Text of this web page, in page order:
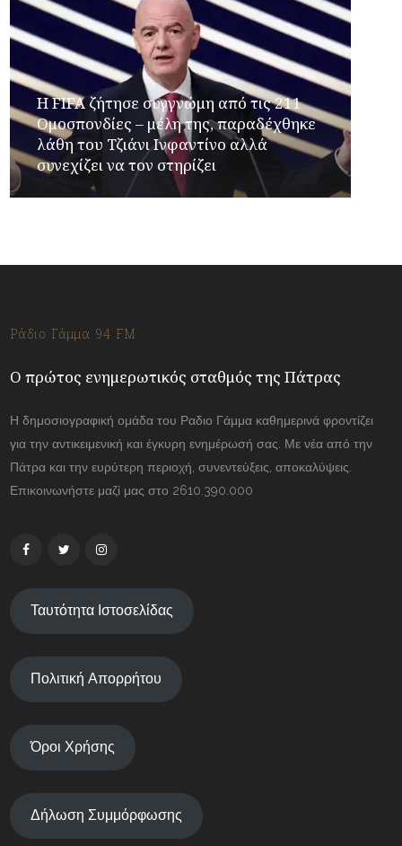
Η FIFA ζήτησε συγγνώμη από τις 211
Ομοσπονδίες – μέλη της, παραδέχθηκε
λάθη του Τζιάνι Ινφαντίνο αλλά
συνεχίζει να τον στηρίζει
Ράδιο Γάμμα 94 FM
Ο πρώτος ενημερωτικός σταθμός της Πάτρας
Η δημοσιογραφική ομάδα του Ραδιο Γάμμα καθημερινά φροντίζει
για την αντικειμενική και έγκυρη ενημέρωσή σας. Με νέα από την
Πάτρα και την ευρύτερη περιοχή, συνεντεύξεις, αποκαλύψεις.
Επικοινωνήστε μαζί μας στο 2610.390.000
Ταυτότητα Ιστοσελίδας
Πολιτική Απορρήτου
Όροι Χρήσης
Δήλωση Συμμόρφωσης